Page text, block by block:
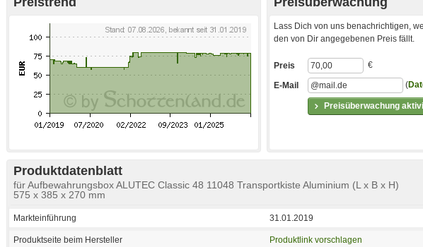
Lass Dich von uns benachrichtigen,
den von Dir angegebenen Preis fällt.
Preisüberwachung
Preis €
E-Mail (
Produktdatenblatt
für Aufbewahrungsbox ALUTEC Classic 48 11048 Transportkiste Aluminium (L x B x H)
575 x 385 x 270 mm
Markteinführung 31.01.2019
Produktseite beim Hersteller
Produktlink vorschlagen